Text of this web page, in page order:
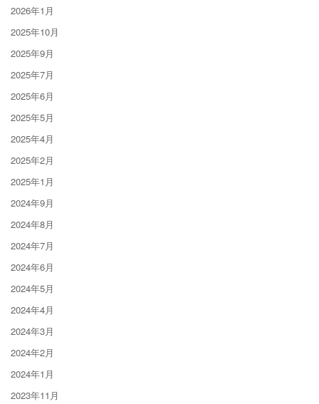
2026年1月
2025年10月
2025年9月
2025年7月
2025年6月
2025年5月
2025年4月
2025年2月
2025年1月
2024年9月
2024年8月
2024年7月
2024年6月
2024年5月
2024年4月
2024年3月
2024年2月
2024年1月
2023年11月